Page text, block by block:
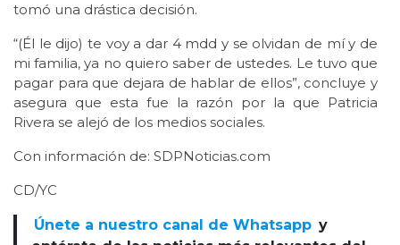
tomó una drástica decisión.
“(Él le dijo) te voy a dar 4 mdd y se olvidan de mí y de
mi familia, ya no quiero saber de ustedes. Le tuvo que
pagar para que dejara de hablar de ellos”, concluye y
asegura que esta fue la razón por la que Patricia
Rivera se alejó de los medios sociales.
Con información de: SDPNoticias.com
CD/YC
Únete a nuestro canal de Whatsapp y